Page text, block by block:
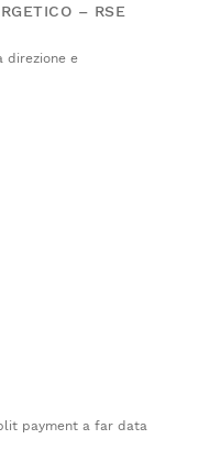
– RSE
direzione e
payment a far data